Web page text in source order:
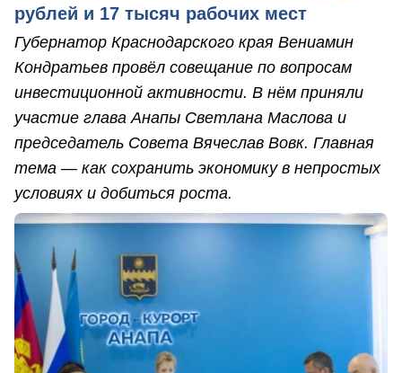
рублей и 17 тысяч рабочих мест
Губернатор Краснодарского края Вениамин
Кондратьев провёл совещание по вопросам
инвестиционной активности. В нём приняли
участие глава Анапы Светлана Маслова и
председатель Совета Вячеслав Вовк. Главная
тема — как сохранить экономику в непростых
условиях и добиться роста.